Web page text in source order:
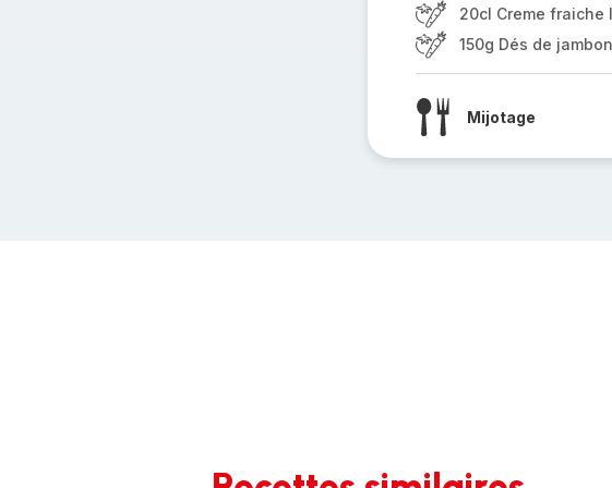
20cl Creme fraiche
150g Dés de jambon
Mijotage